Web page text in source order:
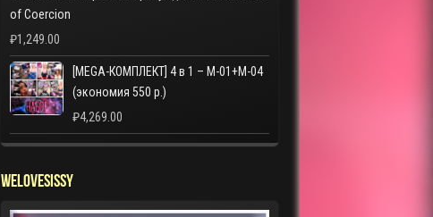
of Coercion
₽1,249.00
[MEGA-КОМПЛЕКТ] 4 в 1 – M-01+M-04
(экономия 550 р.)
₽4,269.00
WELOVESISSY